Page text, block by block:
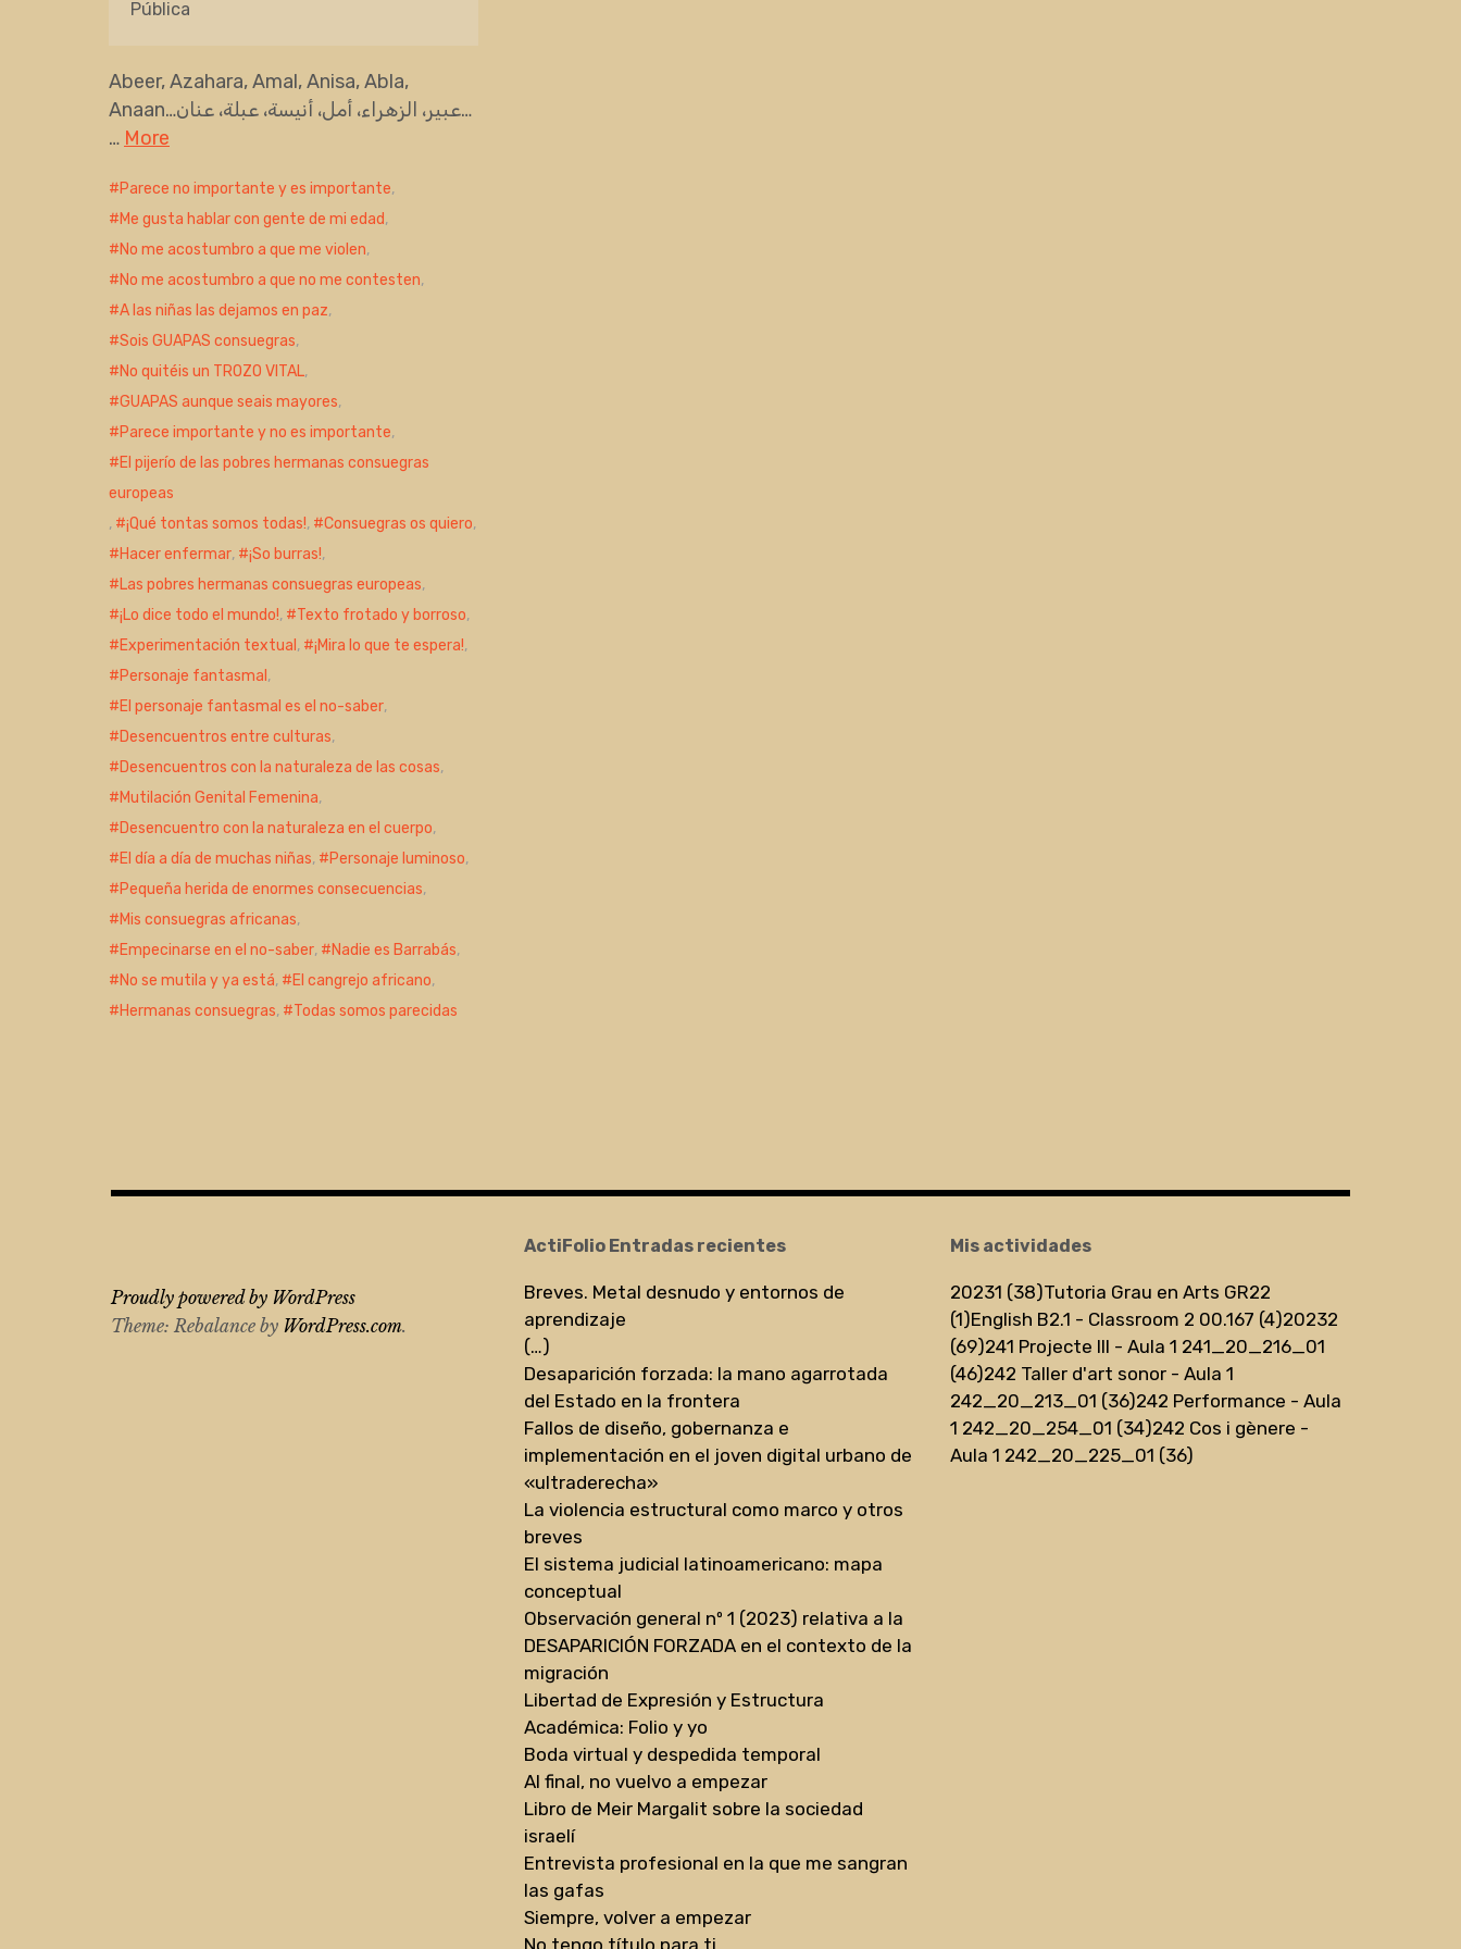
Pública
Abeer, Azahara, Amal, Anisa, Abla,
Anaan…عبير، الزهراء، أمل، أنيسة، عبلة، عنان…
… More
Parece no importante y es importante,
Me gusta hablar con gente de mi edad,
No me acostumbro a que me violen,
No me acostumbro a que no me contesten,
A las niñas las dejamos en paz,
Sois GUAPAS consuegras,
No quitéis un TROZO VITAL,
GUAPAS aunque seais mayores,
Parece importante y no es importante,
El pijerío de las pobres hermanas consuegras
europeas
,
¡Qué tontas somos todas!, Consuegras os quiero,
Hacer enfermar, ¡So burras!,
Las pobres hermanas consuegras europeas,
¡Lo dice todo el mundo!, Texto frotado y borroso,
Experimentación textual , ¡Mira lo que te espera!,
Personaje fantasmal ,
El personaje fantasmal es el no-saber,
Desencuentros entre culturas,
Desencuentros con la naturaleza de las cosas,
Mutilación Genital Femenina,
Desencuentro con la naturaleza en el cuerpo,
El día a día de muchas niñas, Personaje luminoso,
Pequeña herida de enormes consecuencias,
Mis consuegras africanas,
Empecinarse en el no-saber, Nadie es Barrabás,
No se mutila y ya está, El cangrejo africano,
Hermanas consuegras, Todas somos parecidas
ActiFolio Entradas recientes
Breves. Metal desnudo y entornos de
aprendizaje
(…)
Desaparición forzada: la mano agarrotada
del Estado en la frontera
Fallos de diseño, gobernanza e
implementación en el joven digital urbano de
«ultraderecha»
La violencia estructural como marco y otros
breves
El sistema judicial latinoamericano: mapa
conceptual
Observación general nº 1 (2023) relativa a la
DESAPARICIÓN FORZADA en el contexto de la
migración
Libertad de Expresión y Estructura
Académica: Folio y yo
Boda virtual y despedida temporal
Al final, no vuelvo a empezar
Libro de Meir Margalit sobre la sociedad
israelí
Entrevista profesional en la que me sangran
las gafas
Siempre, volver a empezar
Mis actividades
20231 (38)Tutoria Grau en Arts GR22
(1)English B2.1 - Classroom 2 00.167 (4)20232
(69)241 Projecte III - Aula 1 241_20_216_01
(46)242 Taller d'art sonor - Aula 1
242_20_213_01 (36)242 Performance - Aula
1 242_20_254_01 (34)242 Cos i gènere -
Aula 1 242_20_225_01 (36)
Proudly powered by WordPress
Theme: Rebalance by WordPress.com.